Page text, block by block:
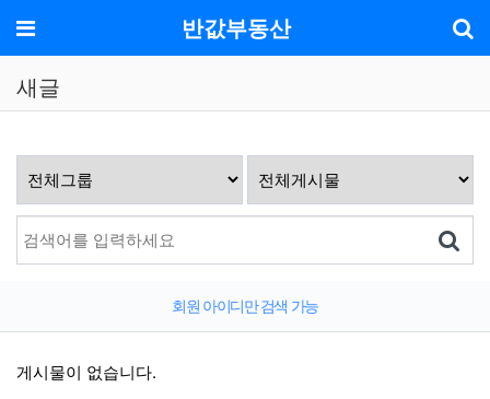
메뉴 반값부동산
새글
회원 아이디만 검색 가능
게시물이 없습니다.